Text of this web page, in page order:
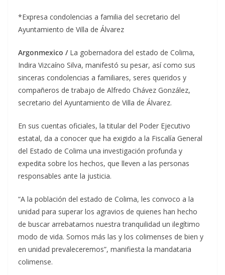
*Expresa condolencias a familia del secretario del
Ayuntamiento de Villa de Álvarez
Argonmexico / La gobernadora del estado de Colima,
Indira Vizcaíno Silva, manifestó su pesar, así como sus
sinceras condolencias a familiares, seres queridos y
compañeros de trabajo de Alfredo Chávez González,
secretario del Ayuntamiento de Villa de Álvarez.
En sus cuentas oficiales, la titular del Poder Ejecutivo
estatal, da a conocer que ha exigido a la Fiscalía General
del Estado de Colima una investigación profunda y
expedita sobre los hechos, que lleven a las personas
responsables ante la justicia.
“A la población del estado de Colima, les convoco a la
unidad para superar los agravios de quienes han hecho
de buscar arrebatarnos nuestra tranquilidad un ilegítimo
modo de vida. Somos más las y los colimenses de bien y
en unidad prevaleceremos”, manifiesta la mandataria
colimense.